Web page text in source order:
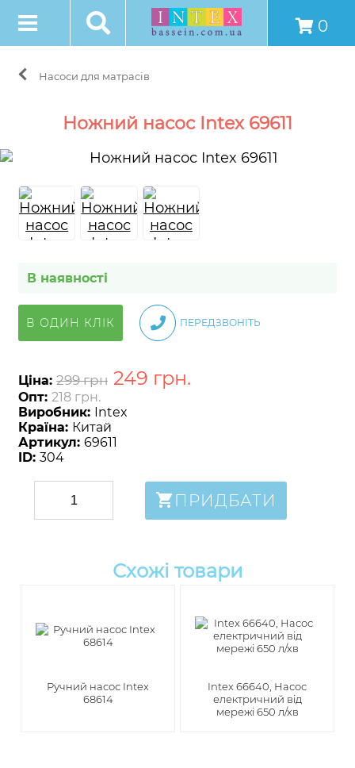
0
Насоси для матрасів
Ножний насос Intex 69611
В наявності
В ОДИН КЛІК ПЕРЕДЗВОНІТЬ
Ціна: 299 грн 249 грн.
Опт: 218 грн.
Виробник: Intex
Країна: Китай
Артикул: 69611
ID: 304
ПРИДБАТИ
Схожі товари
Ручний насос Intex
68614
Intex 66640, Насос
електричний від
мережі 650 л/хв